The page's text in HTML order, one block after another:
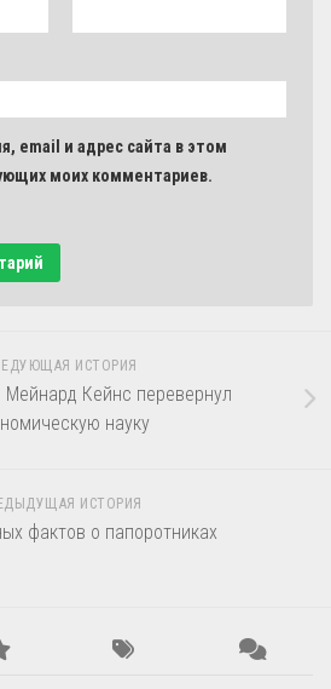
email и адрес сайта в этом
моих комментариев.
ИСТОРИЯ
Кейнс перевернул
науку
ИСТОРИЯ
фактов о папоротниках